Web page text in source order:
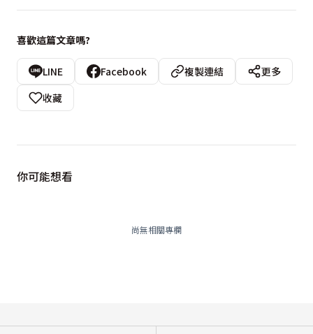
喜歡這篇文章嗎?
LINE Facebook 複製連結
更多
收藏
你可能想看
尚無相關專欄